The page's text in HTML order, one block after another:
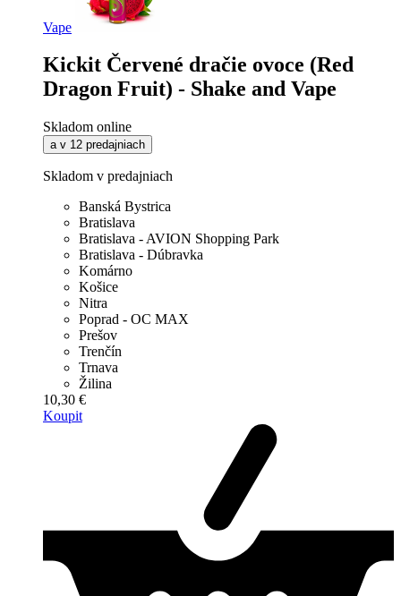
Vape
Kickit Červené dračie ovoce (Red
Dragon Fruit) - Shake and Vape
Skladom online
a v 12 predajniach
Skladom v predajniach
Banská Bystrica
Bratislava
Bratislava - AVION Shopping Park
Bratislava - Dúbravka
Komárno
Košice
Nitra
Poprad - OC MAX
Prešov
Trenčín
Trnava
Žilina
10,30 €
Koupit